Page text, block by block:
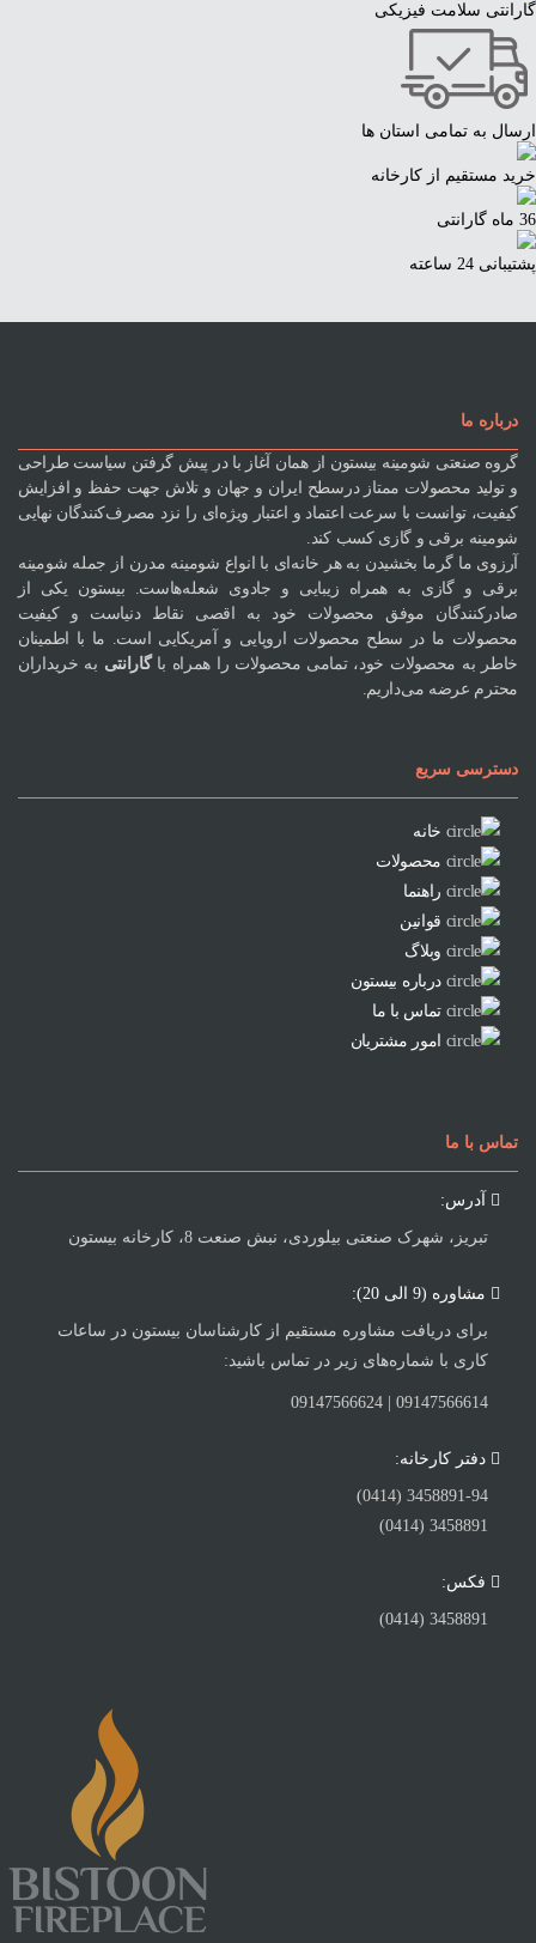
گارانتی سلامت فیزیکی
ارسال به تمامی استان ها
خرید مستقیم از کارخانه
36 ماه گارانتی
پشتیبانی 24 ساعته
درباره ما
گروه صنعتی شومینه بیستون از همان آغاز با در پیش گرفتن سیاست طراحی
و تولید محصولات ممتاز درسطح ایران و جهان و تلاش جهت حفظ و افزایش
کیفیت، توانست با سرعت اعتماد و اعتبار ویژه‌ای را نزد مصرف‌کنندگان نهایی
شومینه برقی و گازی کسب کند.
آرزوی ما گرما بخشیدن به هر خانه‌ای با انواع شومینه مدرن از جمله شومینه
برقی و گازی به همراه زیبایی و جادوی شعله‌هاست. بیستون یکی از
صادرکنندگان موفق محصولات خود به اقصی نقاط دنیاست و کیفیت
محصولات ما در سطح محصولات اروپایی و آمریکایی است. ما با اطمینان
خاطر به محصولات خود، تمامی محصولات را همراه باگارانتی به خریداران
محترم عرضه می‌داریم.
دسترسی سریع
خانه
محصولات
راهنما
قوانین
وبلاگ
درباره بیستون
تماس با ما
امور مشتریان
تماس با ما
آدرس:
تبریز، شهرک صنعتی بیلوردی، نبش صنعت 8، کارخانه بیستون
مشاوره (9 الی 20):
برای دریافت مشاوره مستقیم از کارشناسان بیستون در ساعات
کاری با شماره‌های زیر در تماس باشید:
09147566614 | 09147566624
دفتر کارخانه:
3458891-94 (0414)
3458891 (0414)
فکس:
3458891 (0414)